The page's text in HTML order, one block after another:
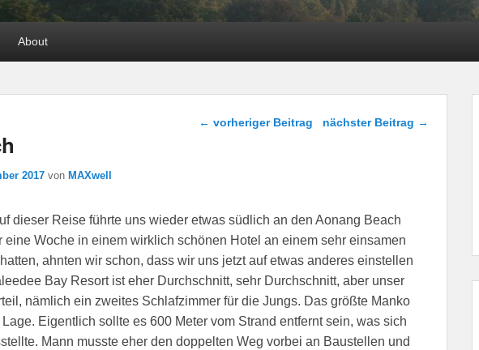
About
Beitragsnavigation
← vorheriger Beitrag nächster Beitrag →
2017 von MAXwell
dieser Reise führte uns wieder etwas südlich an den Aonang Beach
eine Woche in einem wirklich schönen Hotel an einem sehr einsamen
ahnten wir schon, dass wir uns jetzt auf etwas anderes einstellen
Bay Resort ist eher Durchschnitt, sehr Durchschnitt, aber unser
nämlich ein zweites Schlafzimmer für die Jungs. Das größte Manko
Eigentlich sollte es 600 Meter vom Strand entfernt sein, was sich
Mann musste eher den doppelten Weg vorbei an Baustellen und